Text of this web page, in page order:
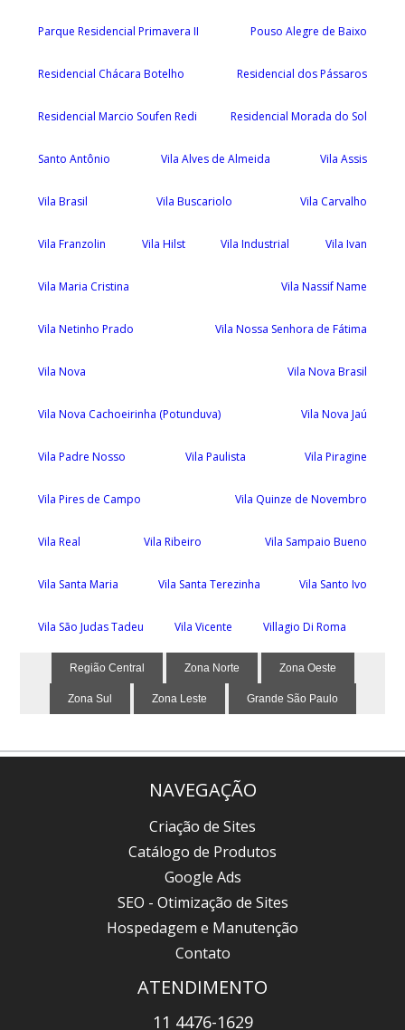
Parque Residencial Primavera II Pouso Alegre de Baixo
Residencial Chácara Botelho Residencial dos Pássaros
Residencial Marcio Soufen Redi Residencial Morada do Sol
Santo Antônio Vila Alves de Almeida Vila Assis
Vila Brasil Vila Buscariolo Vila Carvalho
Vila Franzolin Vila Hilst Vila Industrial Vila Ivan
Vila Maria Cristina Vila Nassif Name
Vila Netinho Prado Vila Nossa Senhora de Fátima
Vila Nova Vila Nova Brasil
Vila Nova Cachoeirinha (Potunduva) Vila Nova Jaú
Vila Padre Nosso Vila Paulista Vila Piragine
Vila Pires de Campo Vila Quinze de Novembro
Vila Real Vila Ribeiro Vila Sampaio Bueno
Vila Santa Maria Vila Santa Terezinha Vila Santo Ivo
Vila São Judas Tadeu Vila Vicente Villagio Di Roma
Região Central Zona Norte Zona Oeste
Zona Sul Zona Leste Grande São Paulo
NAVEGAÇÃO
Criação de Sites
Catálogo de Produtos
Google Ads
SEO - Otimização de Sites
Hospedagem e Manutenção
Contato
ATENDIMENTO
11 4476-1629